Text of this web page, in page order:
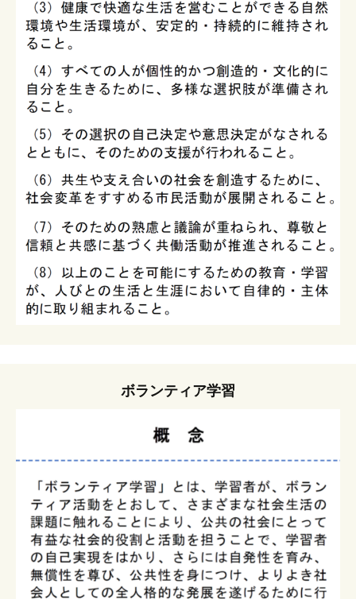
ボランティア学習